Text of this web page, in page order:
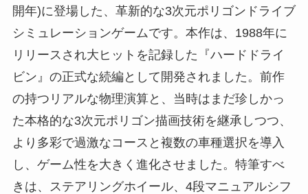
開年)に登場した、革新的な3次元ポリゴンドライブ
シミュレーションゲームです。本作は、1988年に
リリースされ大ヒットを記録した『ハードドライ
ビン』の正式な続編として開発されました。前作
の持つリアルな物理演算と、当時はまだ珍しかっ
た本格的な3次元ポリゴン描画技術を継承しつつ、
より多彩で過激なコースと複数の車種選択を導入
し、ゲーム性を大きく進化させました。特筆すべ
きは、ステアリングホイール、4段マニュアルシフ